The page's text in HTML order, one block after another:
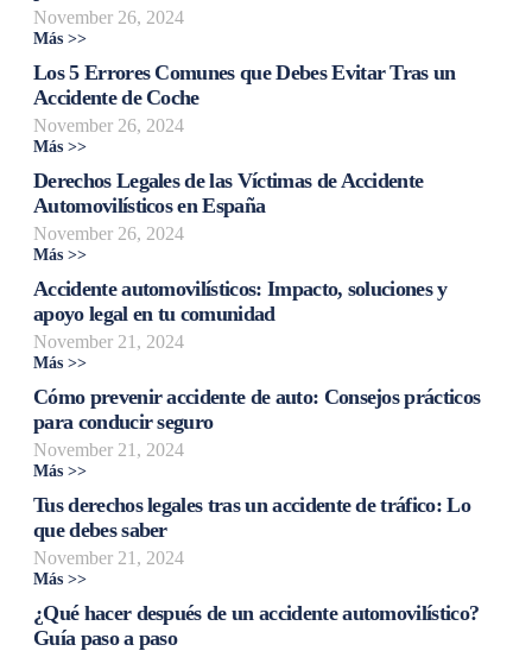
November 26, 2024
Más >>
Los 5 Errores Comunes que Debes Evitar Tras un
Accidente de Coche
November 26, 2024
Más >>
Derechos Legales de las Víctimas de Accidente
Automovilísticos en España
November 26, 2024
Más >>
Accidente automovilísticos: Impacto, soluciones y
apoyo legal en tu comunidad
November 21, 2024
Más >>
Cómo prevenir accidente de auto: Consejos prácticos
para conducir seguro
November 21, 2024
Más >>
Tus derechos legales tras un accidente de tráfico: Lo
que debes saber
November 21, 2024
Más >>
¿Qué hacer después de un accidente automovilístico?
Guía paso a paso